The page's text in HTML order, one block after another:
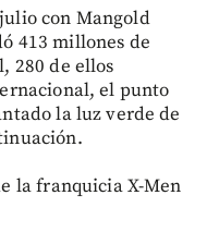
con Mangold
413 millones de
280 de ellos
el punto
la luz verde de
la franquicia X-Men